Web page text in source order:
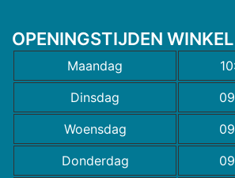
OPENINGSTIJDEN WINKEL
Maandag
Dinsdag
Woensdag
Donderdag